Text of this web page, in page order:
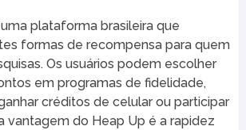
plataforma brasileira que
formas de recompensa para quem
Os usuários podem escolher
em programas de fidelidade,
créditos de celular ou participar
vantagem do Heap Up é a rapidez